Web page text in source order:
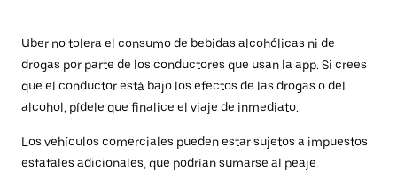
Uber no tolera el consumo de bebidas alcohólicas ni de
drogas por parte de los conductores que usan la app. Si crees
que el conductor está bajo los efectos de las drogas o del
alcohol, pídele que finalice el viaje de inmediato.
Los vehículos comerciales pueden estar sujetos a impuestos
estatales adicionales, que podrían sumarse al peaje.